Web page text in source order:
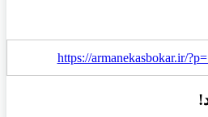
https://armanekasbokar.ir/